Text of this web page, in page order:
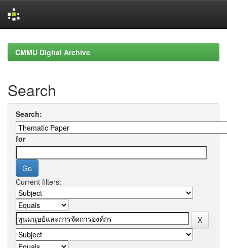
navigationCMMU Digital Archive
Search
Search:
for
Current filters: